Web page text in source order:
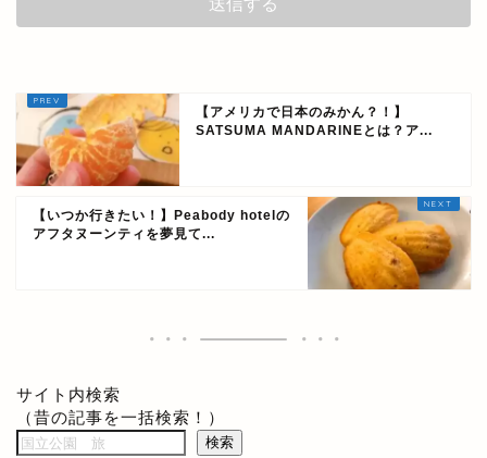
【アメリカで日本のみかん？！】
SATSUMA MANDARINEとは？ア...
【いつか行きたい！】Peabody hotelの
アフタヌーンティを夢見て...
サイト内検索
（昔の記事を一括検索！）
検索